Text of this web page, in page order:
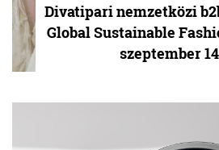
Divatipari nemzetközi
Global Sustainable
szeptember